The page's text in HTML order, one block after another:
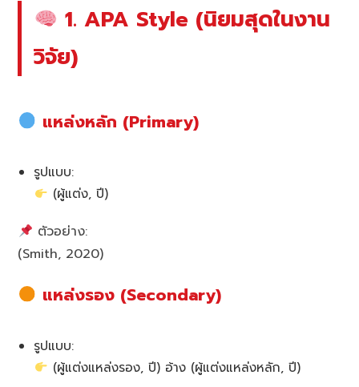
1. APA Style (นิยมสุดในงาน
วิจัย)
แหล่งหลัก (Primary)
รูปแบบ:
(ผู้แต่ง, ปี)
ตัวอย่าง:
(Smith, 2020)
แหล่งรอง (Secondary)
รูปแบบ:
(ผู้แต่งแหล่งรอง, ปี) อ้าง (ผู้แต่งแหล่งหลัก, ปี)